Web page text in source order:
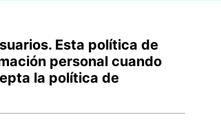
Esta política de
personal cuando
la política de